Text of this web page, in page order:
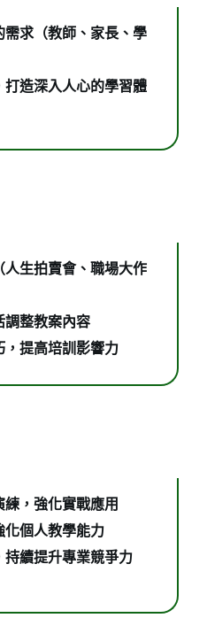
求（教師、家長、學
造深入人心的學習體
生拍賣會、職場大作
調整教案內容
提高培訓影響力
，強化實戰應用
個人教學能力
續提升專業競爭力